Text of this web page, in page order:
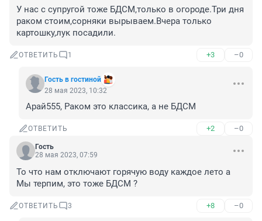
У нас с супругой тоже БДСМ,только в огороде.Три дня
раком стоим,сорняки вырываем.Вчера только
картошку,лук посадили.
ОТВЕТИТЬ 1 +3 –0
Гость в гостиной
28 мая 2023, 10:32
Арай555, Раком это классика, а не БДСМ
ОТВЕТИТЬ +2 –0
Гость
28 мая 2023, 07:59
То что нам отключают горячую воду каждое лето а
Мы терпим, это тоже БДСМ ?
ОТВЕТИТЬ 3 +8 –0